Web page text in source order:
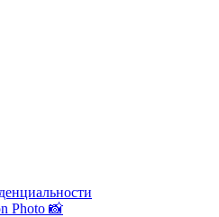
Photo 📸